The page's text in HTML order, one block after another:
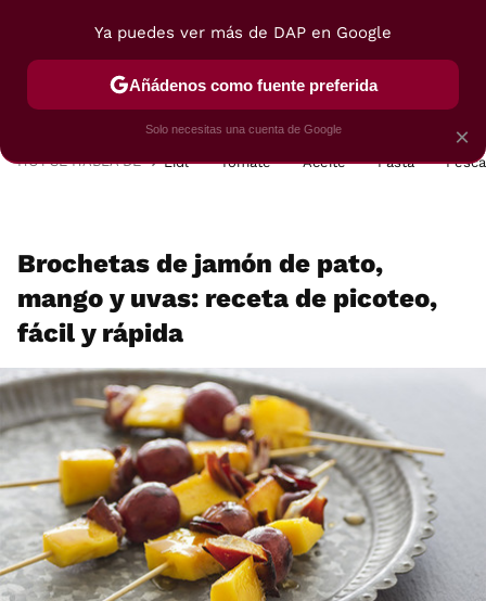
POSTRES VIAJES SELECCIÓN VEGUI
HOY SE HABLA DE Lidl Tomate Aceite Pasta
Brochetas de jamón de pato,
mango y uvas: receta de picoteo,
fácil y rápida
×
Ya puedes ver más de DAP en Google
Añádenos como fuente preferida
Solo necesitas una cuenta de Google